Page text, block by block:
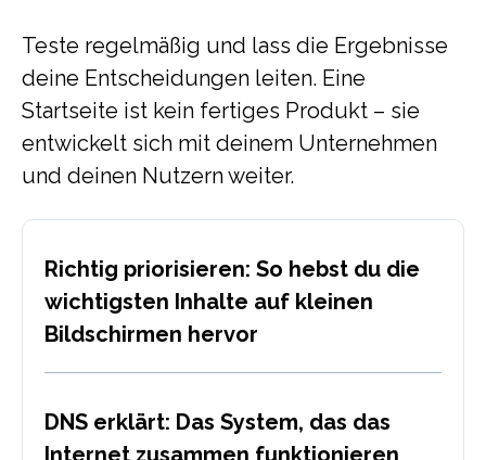
Teste regelmäßig und lass die Ergebnisse
deine Entscheidungen leiten. Eine
Startseite ist kein fertiges Produkt – sie
entwickelt sich mit deinem Unternehmen
und deinen Nutzern weiter.
Richtig priorisieren: So hebst du die
wichtigsten Inhalte auf kleinen
Bildschirmen hervor
DNS erklärt: Das System, das das
Internet zusammen funktionieren